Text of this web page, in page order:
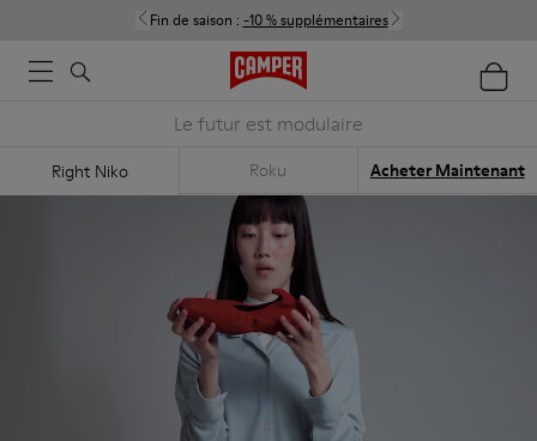
Fin de saison : -10 % supplémentaires
Le futur est modulaire
Right Niko Roku Acheter Maintenant